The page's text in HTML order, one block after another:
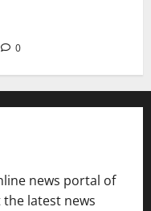
0
news portal of
latest news